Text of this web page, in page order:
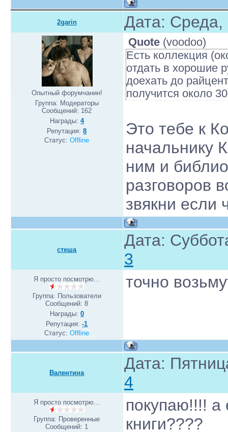
2garin Дата:
Опытный форумчанин!
Группа: Модераторы
Сообщений: 162
Награды: 4
Репутация:8
Статус:Offline
Quote (voodoo)
Есть коллекция
отдать в хорошие
доехать до
получится около
Это тебе к
начальнику
ним и
разговоров
звякни если
стеша
Дата:
3
Я просто посмотрю...
Группа: Пользователи
Сообщений:8
Награды: 0
Репутация:-1
Статус:Offline
точно
Валентина
Дата:
4
Я просто посмотрю...
Группа: Проверенные
Сообщений: 1
покупаю!!!! а
книги????